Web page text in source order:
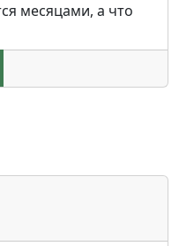
месяцами, а что